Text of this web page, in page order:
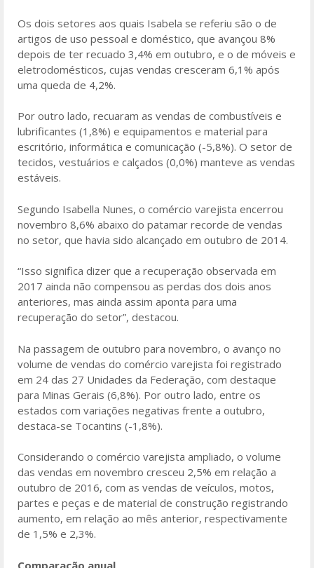
Os dois setores aos quais Isabela se referiu são o de
artigos de uso pessoal e doméstico, que avançou 8%
depois de ter recuado 3,4% em outubro, e o de móveis e
eletrodomésticos, cujas vendas cresceram 6,1% após
uma queda de 4,2%.
Por outro lado, recuaram as vendas de combustíveis e
lubrificantes (1,8%) e equipamentos e material para
escritório, informática e comunicação (-5,8%). O setor de
tecidos, vestuários e calçados (0,0%) manteve as vendas
estáveis.
Segundo Isabella Nunes, o comércio varejista encerrou
novembro 8,6% abaixo do patamar recorde de vendas
no setor, que havia sido alcançado em outubro de 2014.
“Isso significa dizer que a recuperação observada em
2017 ainda não compensou as perdas dos dois anos
anteriores, mas ainda assim aponta para uma
recuperação do setor”, destacou.
Na passagem de outubro para novembro, o avanço no
volume de vendas do comércio varejista foi registrado
em 24 das 27 Unidades da Federação, com destaque
para Minas Gerais (6,8%). Por outro lado, entre os
estados com variações negativas frente a outubro,
destaca-se Tocantins (-1,8%).
Considerando o comércio varejista ampliado, o volume
das vendas em novembro cresceu 2,5% em relação a
outubro de 2016, com as vendas de veículos, motos,
partes e peças e de material de construção registrando
aumento, em relação ao mês anterior, respectivamente
de 1,5% e 2,3%.
Comparação anual